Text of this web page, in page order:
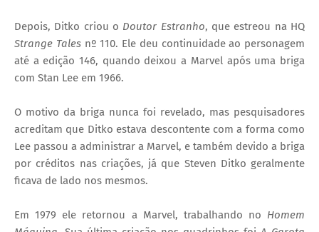
Depois, Ditko criou o Doutor Estranho, que estreou na HQ
Strange Talesnº 110. Ele deu continuidade ao personagem
até a edição 146, quando deixou a Marvel após uma briga
com Stan Lee em 1966.
O motivo da briga nunca foi revelado, mas pesquisadores
acreditam que Ditko estava descontente com a forma como
Lee passou a administrar a Marvel, e também devido a briga
por créditos nas criações, já que Steven Ditko geralmente
ficava de lado nos mesmos.
Em 1979 ele retornou a Marvel, trabalhando no Homem